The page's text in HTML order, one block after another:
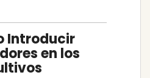
Introducir
en los